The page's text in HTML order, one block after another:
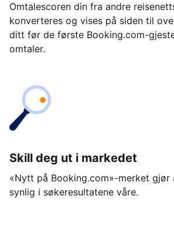
Omtalescoren din fra andre
konverteres og vises på siden til
ditt før de første Booking.com-
omtaler.
Skill deg ut i markedet
«Nytt på Booking.com»-merket gjør
synlig i søkeresultatene våre.